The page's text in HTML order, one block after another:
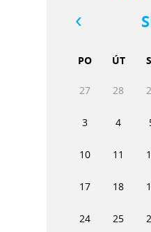
PO ÚT
27 28
3 4
10 11
17 18
24 25